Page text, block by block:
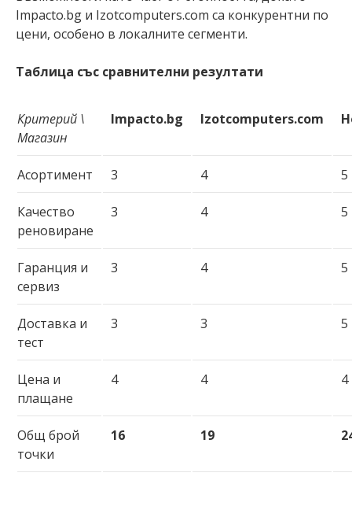
Impacto.bg и Izotcomputers.com са конкурентни по
цени, особено в локалните сегменти.
Таблица със сравнителни резултати
Критерий \
Магазин
Impacto.bg Izotcomputers.com
Асортимент 3 4 5
Качество
реновиране
3 4 5
Гаранция и
сервиз
3 4 5
Доставка и
тест
3 3 5
Цена и
плащане
4 4 4
Общ брой
точки
16 19